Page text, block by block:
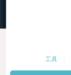
工具